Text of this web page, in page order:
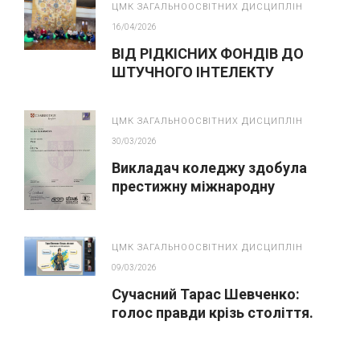
ЦМК ЗАГАЛЬНООСВІТНИХ ДИСЦИПЛІН
16/04/2026
ВІД РІДКІСНИХ ФОНДІВ ДО
ШТУЧНОГО ІНТЕЛЕКТУ
ЦМК ЗАГАЛЬНООСВІТНИХ ДИСЦИПЛІН
30/03/2026
Викладач коледжу здобула
престижну міжнародну
ЦМК ЗАГАЛЬНООСВІТНИХ ДИСЦИПЛІН
09/03/2026
Сучасний Тарас Шевченко:
голос правди крізь століття.